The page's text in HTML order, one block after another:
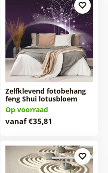
Zelfklevend fotobehang
feng Shui lotusbloem
Op voorraad
vanaf €35,81